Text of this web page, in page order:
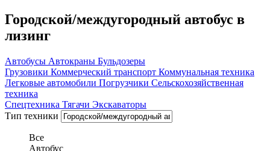
Городской/междугородный автобус в
лизинг
Автобусы Автокраны Бульдозеры
Грузовики Коммерческий транспорт Коммунальная техника
Легковые автомобили Погрузчики Сельскохозяйственная
техника
Спецтехника Тягачи Экскаваторы
Тип техники
Все
Автобус